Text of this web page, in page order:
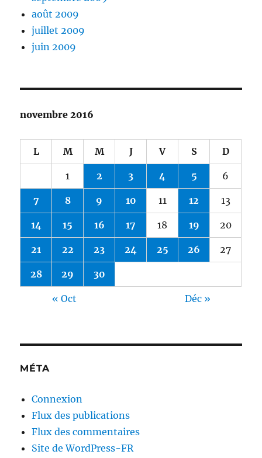
août 2009
juillet 2009
juin 2009
novembre 2016
L M M J V S D
1 2 3 4 5 6
7 8 9 10 11 12 13
14 15 16 17 18 19 20
21 22 23 24 25 26 27
28 29 30
« Oct Déc »
MÉTA
Connexion
Flux des publications
Flux des commentaires
Site de WordPress-FR